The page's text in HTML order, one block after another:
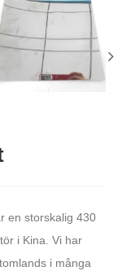
en storskalig 430
i Kina. Vi har
i många